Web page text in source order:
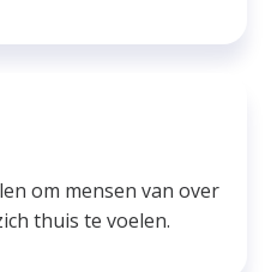
om mensen van over
thuis te voelen.